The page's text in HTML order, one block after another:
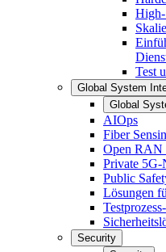
High-
Test
Global System
Global
AIOps
Fiber
Open
Private 5G-
Public
Lösungen
Security